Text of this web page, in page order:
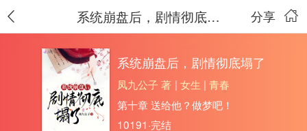
分享
系统崩盘后，剧情彻底塌了
系统崩盘后，剧情彻底塌了
凤九公子 著 | 女生 | 青春
第十章 送给他？做梦吧！
10191·完结